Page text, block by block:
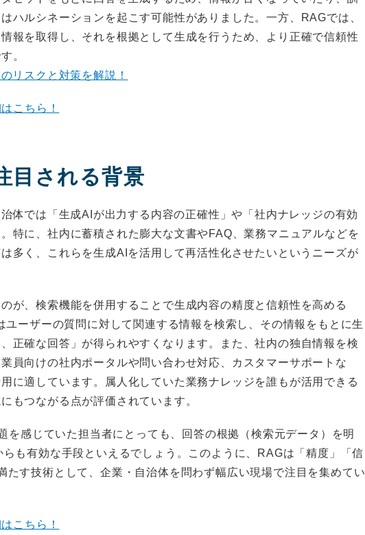
ハルシネーションを起こす可能性がありました。一方、RAGでは、
報を取得し、それを根拠として生成を行うため、より正確で信頼性
。
リスクと対策を解説！
こちら！
目される背景
体では「生成AIが出力する内容の正確性」や「社内ナレッジの有効
特に、社内に蓄積された膨大な文書やFAQ、業務マニュアルなどを
多く、これらを生成AIを活用して再活性化させたいというニーズが
が、検索機能を併用することで生成内容の精度と信頼性を高める
ーザーの質問に対して関連する情報を検索し、その情報をもとに生
正確な回答」が得られやすくなります。また、社内の独自情報を検
員向けの社内ポータルや問い合わせ対応、カスタマーサポートな
に適しています。属人化していた業務ナレッジを誰もが活用できる
もつながる点が評価されています。
を感じていた担当者にとっても、回答の根拠（検索元データ）を明
も有効な手段といえるでしょう。このように、RAGは「精度」「信
たす技術として、企業・自治体を問わず幅広い現場で注目を集めてい
こちら！